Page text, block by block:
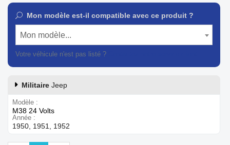
Mon modèle est-il compatible avec ce produit ?
Mon modèle...
Votre véhicule n'est pas listé ?
Militaire Jeep
Modèle
M38 24 Volts
Année
1950, 1951, 1952